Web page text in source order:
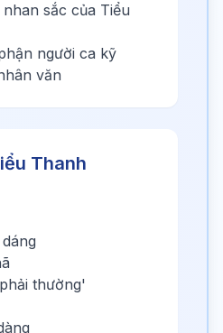
sắc của Tiểu
người ca kỹ
văn
Thanh
thường'